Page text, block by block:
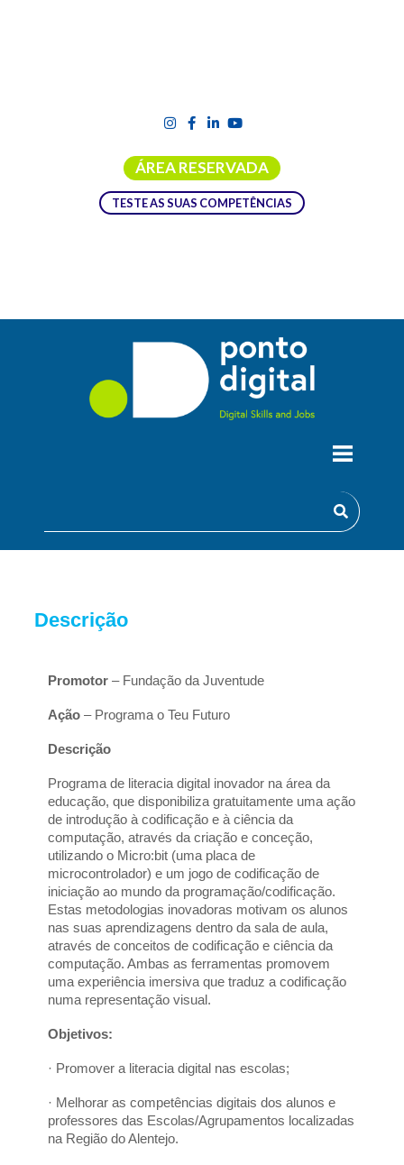
ÁREA RESERVADA
TESTE AS SUAS COMPETÊNCIAS
Programa o Teu Futuro
Descrição
Promotor – Fundação da Juventude
Ação – Programa o Teu Futuro
Descrição
Programa de literacia digital inovador na área da
educação, que disponibiliza gratuitamente uma ação
de introdução à codificação e à ciência da
computação, através da criação e conceção,
utilizando o Micro:bit (uma placa de
microcontrolador) e um jogo de codificação de
iniciação ao mundo da programação/codificação.
Estas metodologias inovadoras motivam os alunos
nas suas aprendizagens dentro da sala de aula,
através de conceitos de codificação e ciência da
computação. Ambas as ferramentas promovem
uma experiência imersiva que traduz a codificação
numa representação visual.
Objetivos:
· Promover a literacia digital nas escolas;
· Melhorar as competências digitais dos alunos e
professores das Escolas/Agrupamentos localizadas
na Região do Alentejo.